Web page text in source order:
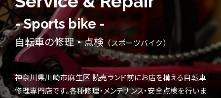
- Sports bike -
自転車の修理・点検 （スポーツバイク）
神奈川県川崎市麻生区 読売ランド前にお店を構える自転車
修理専門店です。各種修理・メンテナンス・安全点検を行いま